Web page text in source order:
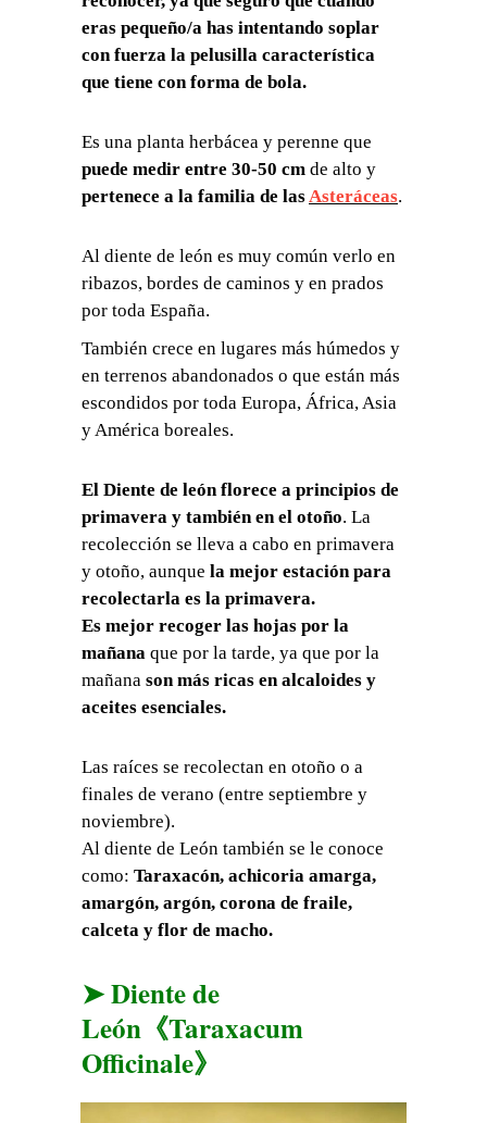
eras pequeño/a has intentando soplar
con fuerza la pelusilla característica
que tiene con forma de bola.
Es una planta herbácea y perenne que
puede medir entre 30-50 cm de alto y
pertenece a la familia de lasAsteráceas.
Al diente de león es muy común verlo en
ribazos, bordes de caminos y en prados
por toda España.
También crece en lugares más húmedos y
en terrenos abandonados o que están más
escondidos por toda Europa, África, Asia
y América boreales.
El Diente de león florece a principios de
primavera y también en el otoño. La
recolección se lleva a cabo en primavera
y otoño, aunque la mejor estación para
recolectarla es la primavera.
Es mejor recoger las hojas por la
mañana que por la tarde, ya que por la
mañana son más ricas en alcaloides y
aceites esenciales.
Las raíces se recolectan en otoño o a
finales de verano (entre septiembre y
noviembre).
Al diente de León también se le conoce
como: Taraxacón, achicoria amarga,
amargón, argón, corona de fraile,
calceta y flor de macho.
➤ Diente de
León《Taraxacum
Officinale》